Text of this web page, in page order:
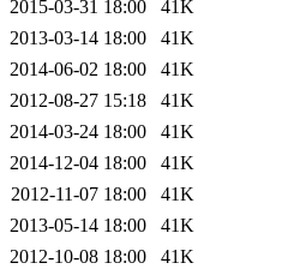
2015-03-31 18:00
41K
2013-03-14 18:00
41K
2014-06-02 18:00
41K
2012-08-27 15:18
41K
2014-03-24 18:00
41K
2014-12-04 18:00
41K
2012-11-07 18:00
41K
2013-05-14 18:00
41K
2012-10-08 18:00
41K